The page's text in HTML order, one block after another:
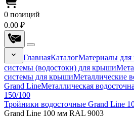
0 позиций
0.00 ₽
ГлавнаяКаталогМатериалы для
системы (водостоки) для крыши
системы для крышиМеталлические
Grand LineМеталлическая
150/100
Тройники водосточные Grand Line
Grand Line 100 мм RAL 9003